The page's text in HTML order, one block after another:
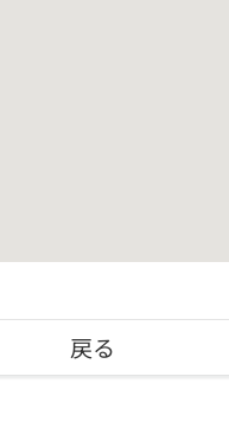
戻る